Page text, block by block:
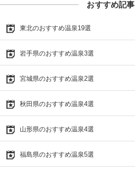
おすすめ記事
東北のおすすめ温泉19選
岩手県のおすすめ温泉3選
宮城県のおすすめ温泉2選
秋田県のおすすめ温泉4選
山形県のおすすめ温泉4選
福島県のおすすめ温泉5選